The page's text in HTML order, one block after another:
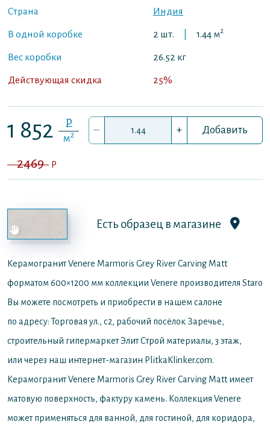
Страна Индия
В одной коробке 2 шт. 1.44 м2
Вес коробки 26.52 кг
Действующая скидка 25%
1 852 P
м2 – + Добавить
2469 P
Есть образец в магазине
Керамогранит Venere Marmoris Grey River Carving Matt
форматом 600×1200 мм коллекции Venere производителя Staro
Вы можете посмотреть и приобрести в нашем салоне
по адресу: Торговая ул., с2, рабочий посёлок Заречье,
строительный гипермаркет Элит Строй материалы, 3 этаж,
или через наш интернет-магазин PlitkaKlinker.com.
Керамогранит Venere Marmoris Grey River Carving Matt имеет
матовую поверхность, фактуру камень. Коллекция Venere
может применяться для ванной, для гостиной, для коридора,